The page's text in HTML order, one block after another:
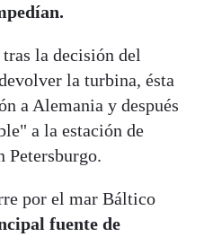
la decisión del
la turbina, ésta
a Alemania y después
a la estación de
Petersburgo.
por el mar Báltico
fuente de